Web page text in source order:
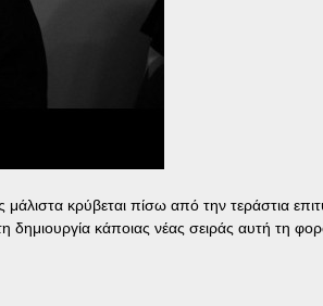
κρύβεται πίσω από την τεράστια
δημιουργία κάποιας νέας σειράς αυτή τη